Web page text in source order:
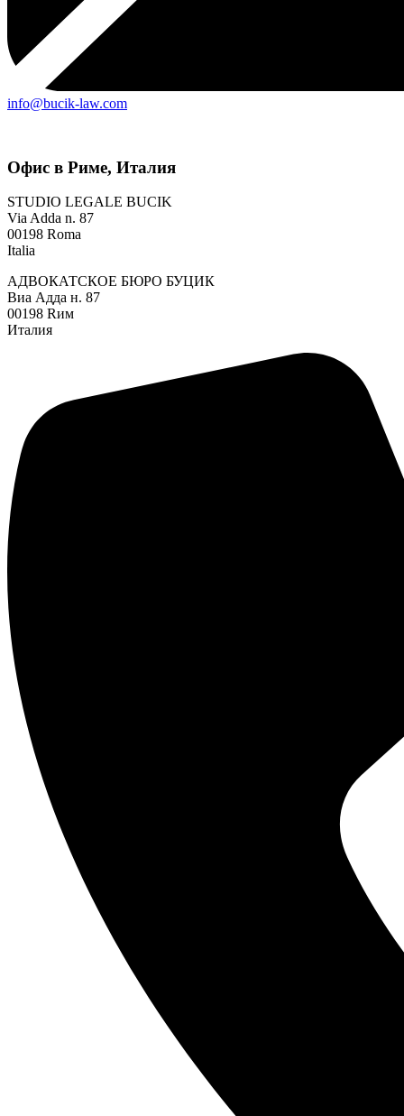
info@bucik-law.com
Офис в Риме, Италия
STUDIO LEGALE BUCIK
Via Adda n. 87
00198 Roma
Italia
АДВОКАТСКОЕ БЮРО БУЦИК
Виа Адда н. 87
00198 Rим
Италия